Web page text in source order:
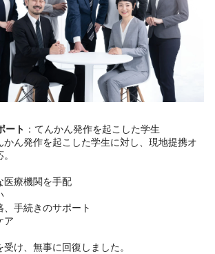
ート ：てんかん発作を起こした学生
かん発作を起こした学生に対し、現地提携オ
医療機関を手配
、手続きのサポート
ア
け、無事に回復しました。